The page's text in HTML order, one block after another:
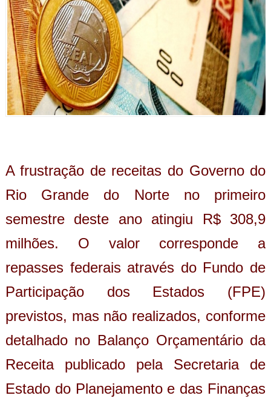
A frustração de receitas do Governo do
Rio Grande do Norte no primeiro
semestre deste ano atingiu R$ 308,9
milhões. O valor corresponde a
repasses federais através do Fundo de
Participação dos Estados (FPE)
previstos, mas não realizados, conforme
detalhado no Balanço Orçamentário da
Receita publicado pela Secretaria de
Estado do Planejamento e das Finanças